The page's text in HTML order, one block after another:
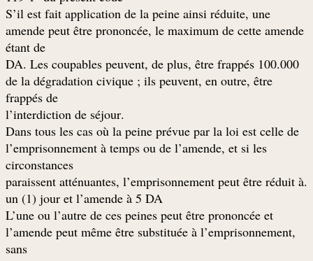
S’il est fait application de la peine ainsi réduite, une
amende peut être prononcée, le maximum de cette amende
étant de
100.000 DA. Les coupables peuvent, de plus, être frappés
de la dégradation civique ; ils peuvent, en outre, être
frappés de
.l’interdiction de séjour
Dans tous les cas où la peine prévue par la loi est celle de
l’emprisonnement à temps ou de l’amende, et si les
circonstances
.paraissent atténuantes, l’emprisonnement peut être réduit à
un (1) jour et l’amende à 5 DA
L’une ou l’autre de ces peines peut être prononcée et
l’amende peut même être substituée à l’emprisonnement,
sans